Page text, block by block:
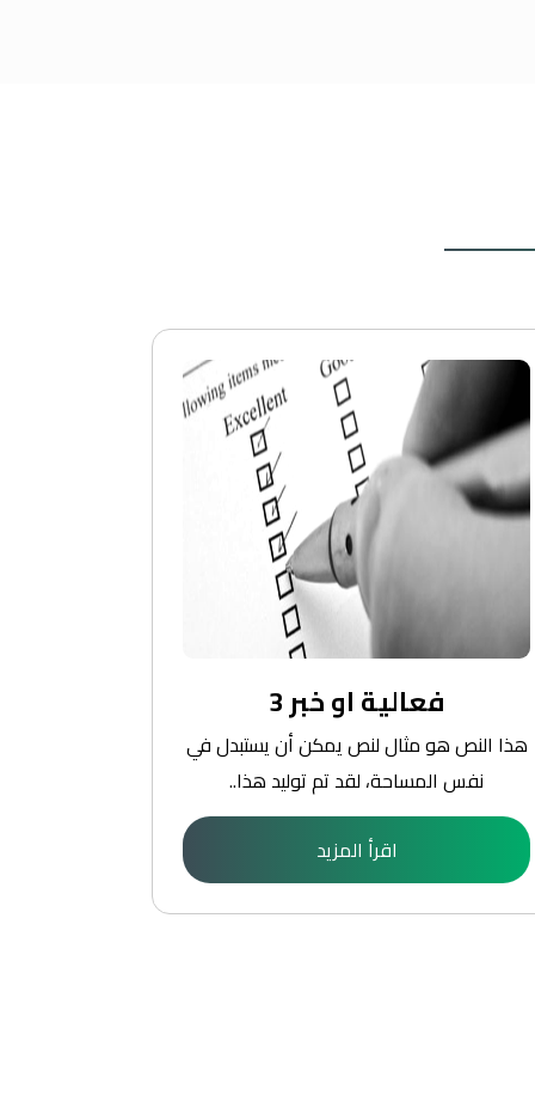
فعالية او خبر 3
هذا النص هو مثال لنص يمكن أن يستبدل في
نفس المساحة، لقد تم توليد هذا..
اقرأ المزيد